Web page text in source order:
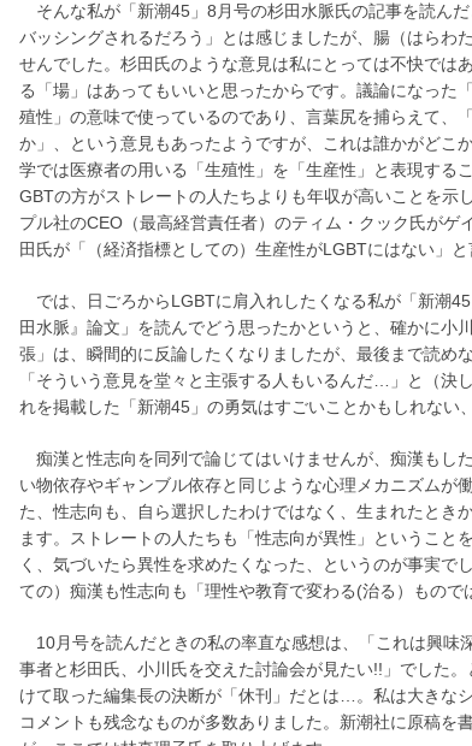
そんな私が「新潮45」8月号の杉田水脈氏の記事を読ん
バッシングされるだろう」とは感じましたが、腸（はらわ
せんでした。杉田氏のような意見は私にとっては不快では
る「場」はあってもいいと思ったからです。議論になった
殖性」の意味で使っているのであり、言葉尻を捕らえて、
か」、という意見もあったようですが、これは誰かがどこ
学では医療者の用いる「生殖性」を「生産性」と表現する
GBTの方がストレートの人たちよりも年収が高いことを示
プル社のCEO（最高経営責任者）のティム・クック氏がゲ
田氏が「（経済指標としての）生産性がLGBTにはない」と
では、日ごろからLGBTに肩入れしたくなる私が「新潮
田水脈』論文」を読んでどう思ったかというと、確かに小
張」は、瞬間的に反論したくなりましたが、最後まで読め
「そういう意見を堂々と主張する人もいるんだ…」と（決
れを掲載した「新潮45」の勇気はすごいことかもしれない
痴漢と性志向を同列で論じてはいけませんが、痴漢もし
い物依存やギャンブル依存と同じような心理メカニズムが
た、性志向も、自ら選択したわけではなく、生まれたとき
ます。ストレートの人たちも「性志向が異性」ということ
く、気づいたら異性を求めたくなった、というのが事実で
ての）痴漢も性志向も「理性や教育で変わる(治る）もので
10月号を読んだときの私の率直な感想は、「これは興味
事者と杉田氏、小川氏を交えた討論会が見たい!!」でした
けて取った編集長の決断が「休刊」だとは…。私は大きな
コメントも残念なものが多数ありました。新潮社に原稿を